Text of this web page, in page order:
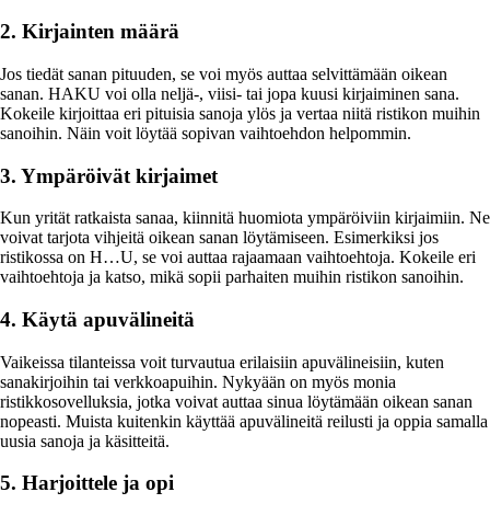
2. Kirjainten määrä
Jos tiedät sanan pituuden, se voi myös auttaa selvittämään oikean
sanan. HAKU voi olla neljä-, viisi- tai jopa kuusi kirjaiminen sana.
Kokeile kirjoittaa eri pituisia sanoja ylös ja vertaa niitä ristikon muihin
sanoihin. Näin voit löytää sopivan vaihtoehdon helpommin.
3. Ympäröivät kirjaimet
Kun yrität ratkaista sanaa, kiinnitä huomiota ympäröiviin kirjaimiin. Ne
voivat tarjota vihjeitä oikean sanan löytämiseen. Esimerkiksi jos
ristikossa on H…U, se voi auttaa rajaamaan vaihtoehtoja. Kokeile eri
vaihtoehtoja ja katso, mikä sopii parhaiten muihin ristikon sanoihin.
4. Käytä apuvälineitä
Vaikeissa tilanteissa voit turvautua erilaisiin apuvälineisiin, kuten
sanakirjoihin tai verkkoapuihin. Nykyään on myös monia
ristikkosovelluksia, jotka voivat auttaa sinua löytämään oikean sanan
nopeasti. Muista kuitenkin käyttää apuvälineitä reilusti ja oppia samalla
uusia sanoja ja käsitteitä.
5. Harjoittele ja opi